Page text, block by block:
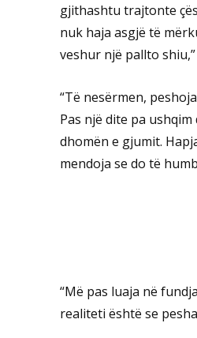
gjithashtu trajtonte
nuk haja asgjë të
veshur një pallto
“Të nesërmen,
Pas një dite pa
dhomën e gjumit.
mendoja se do të
“Më pas luaja në
realiteti është se